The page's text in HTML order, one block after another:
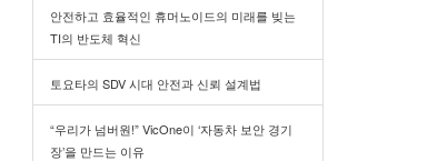
안전하고 효율적인 휴머노이드의 미래를 빚는
TI의 반도체 혁신
토요타의 SDV 시대 안전과 신뢰 설계법
“우리가 넘버원!” VicOne이 ‘자동차 보안 경기
장’을 만드는 이유